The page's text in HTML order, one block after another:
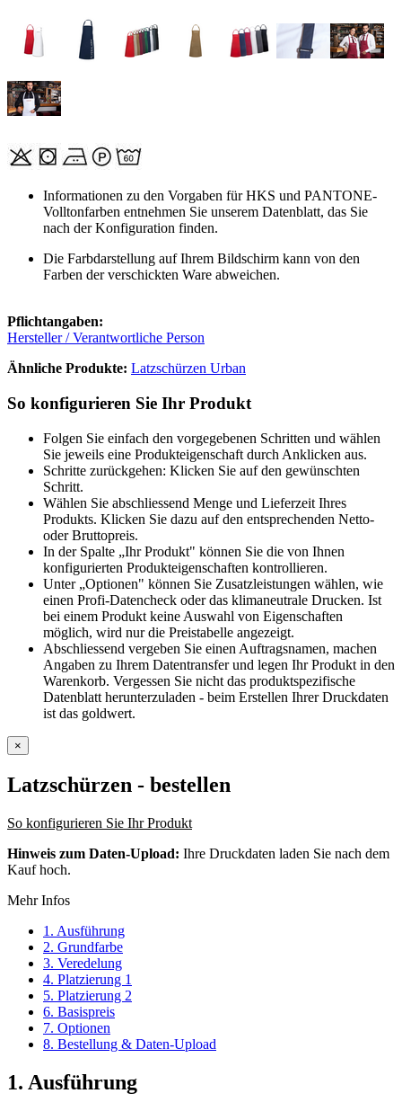
Informationen zu den Vorgaben für HKS und PANTONE-
Volltonfarben entnehmen Sie unserem Datenblatt, das Sie
nach der Konfiguration finden.
Die Farbdarstellung auf Ihrem Bildschirm kann von den
Farben der verschickten Ware abweichen.
Pflichtangaben:
Hersteller / Verantwortliche Person
Ähnliche Produkte: Latzschürzen Urban
So konfigurieren Sie Ihr Produkt
Folgen Sie einfach den vorgegebenen Schritten und wählen
Sie jeweils eine Produkteigenschaft durch Anklicken aus.
Schritte zurückgehen: Klicken Sie auf den gewünschten
Schritt.
Wählen Sie abschliessend Menge und Lieferzeit Ihres
Produkts. Klicken Sie dazu auf den entsprechenden Netto-
oder Bruttopreis.
In der Spalte „Ihr Produkt" können Sie die von Ihnen
konfigurierten Produkteigenschaften kontrollieren.
Unter „Optionen" können Sie Zusatzleistungen wählen, wie
einen Profi-Datencheck oder das klimaneutrale Drucken. Ist
bei einem Produkt keine Auswahl von Eigenschaften
möglich, wird nur die Preistabelle angezeigt.
Abschliessend vergeben Sie einen Auftragsnamen, machen
Angaben zu Ihrem Datentransfer und legen Ihr Produkt in den
Warenkorb. Vergessen Sie nicht das produktspezifische
Datenblatt herunterzuladen - beim Erstellen Ihrer Druckdaten
ist das goldwert.
×
Latzschürzen - bestellen
So konfigurieren Sie Ihr Produkt
Hinweis zum Daten-Upload: Ihre Druckdaten laden Sie nach dem
Kauf hoch.
Mehr Infos
1. Ausführung
2. Grundfarbe
3. Veredelung
4. Platzierung 1
5. Platzierung 2
6. Basispreis
7. Optionen
8. Bestellung & Daten-Upload
1. Ausführung